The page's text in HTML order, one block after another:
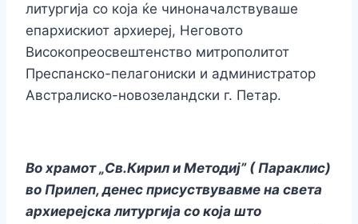
литургија со која ќе чиноначалствуваше
епархискиот архиереј, Неговото
Високопреосвештенство митрополитот
Преспанско-пелагониски и администратор
Австралиско-новозеландски г. Петар.
Во храмот „Св.Кирил и Методиј” ( Параклис)
во Прилеп, денес присуствувавме на света
архиерејска литургија со која што